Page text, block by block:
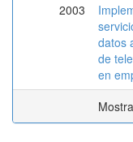
2003
datos
de
en